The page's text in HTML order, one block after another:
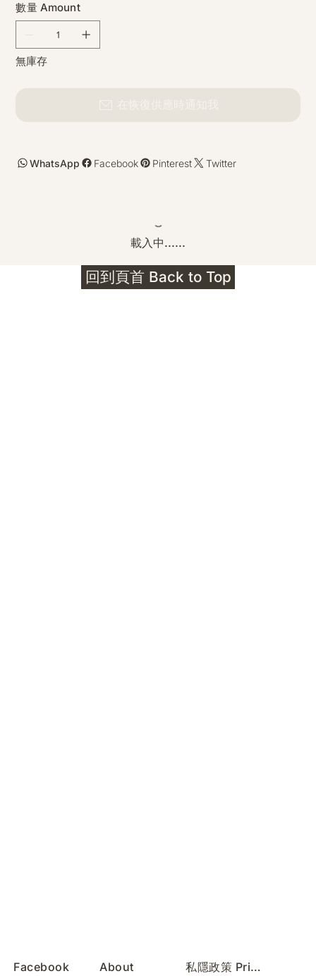
數量 Amount
無庫存
Facebook
WhatsApp Twitter
Pinterest
載入中......
Facebook
About
私隱政策 Privacy Policy
回到頁首 Back to Top